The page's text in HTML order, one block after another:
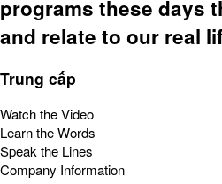
programs these days
and relate to our real
Trung cấp
Watch the Video
Learn the Words
Speak the Lines
Company Information